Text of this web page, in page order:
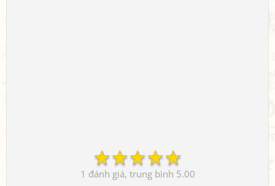
☆
☆
☆
☆
☆
1 5.00